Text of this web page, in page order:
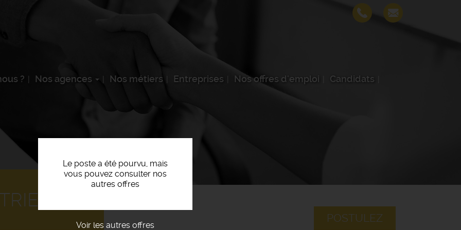
? Nos agences Nos métiers Entreprises Nos offres d'emploi Candidats
Le poste a été pourvu, mais
vous pouvez consulter nos
autres offres
Voir les autres offres
POSTULEZ
F/H